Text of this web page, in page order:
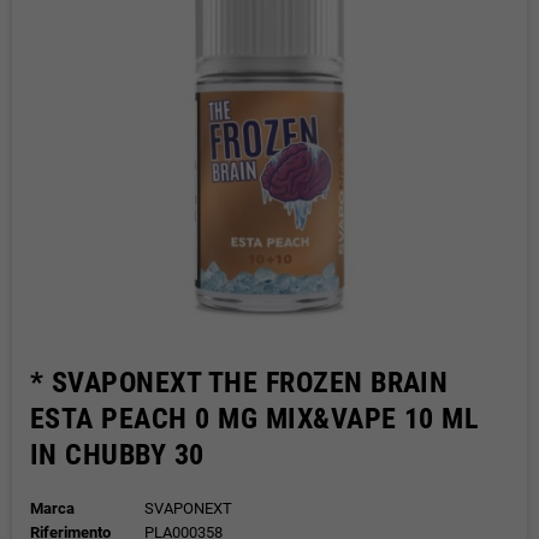
* SVAPONEXT THE FROZEN BRAIN
ESTA PEACH 0 MG MIX&VAPE 10 ML
IN CHUBBY 30
Marca
SVAPONEXT
Riferimento
PLA000358